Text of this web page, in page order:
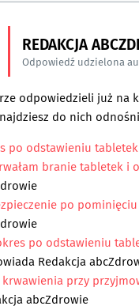
REDAKCJA
Odpowiedź udzielona
odpowiedzieli już na
do nich
po odstawieniu tabletek
branie tabletek i
po
po odstawieniu
Redakcja
krwawienia przy
abcZdrowie